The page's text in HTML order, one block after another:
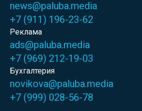
news@paluba.media
+7 (911) 196-23-62
Реклама
ads@paluba.media
+7 (969) 212-19-03
Бухгалтерия
novikova@paluba.media
+7 (999) 028-56-78